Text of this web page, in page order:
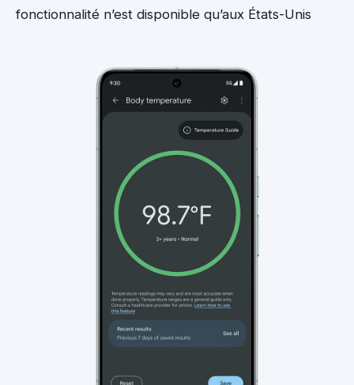
fonctionnalité n’est disponible qu’aux États-Unis